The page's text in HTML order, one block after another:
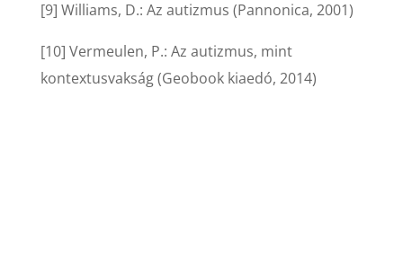
[9] Williams, D.: Az autizmus (Pannonica, 2001)
[10] Vermeulen, P.: Az autizmus, mint
kontextusvakság (Geobook kiaedó, 2014)